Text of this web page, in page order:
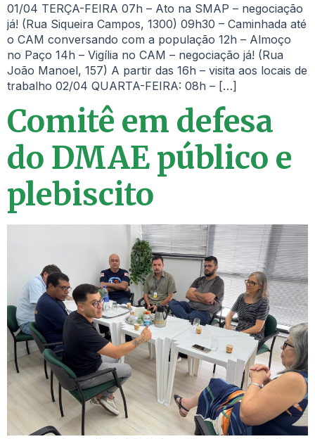
01/04 TERÇA-FEIRA 07h – Ato na SMAP – negociação
já! (Rua Siqueira Campos, 1300) 09h30 – Caminhada até
o CAM conversando com a população 12h – Almoço
no Paço 14h – Vigília no CAM – negociação já! (Rua
João Manoel, 157) A partir das 16h – visita aos locais de
trabalho 02/04 QUARTA-FEIRA: 08h – […]
Comitê em defesa
do DMAE público e
plebiscito